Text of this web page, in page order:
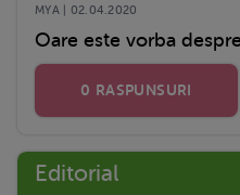
MYA | 02.04.2020
Oare este vorba
0 RASPUNSURI
Editorial